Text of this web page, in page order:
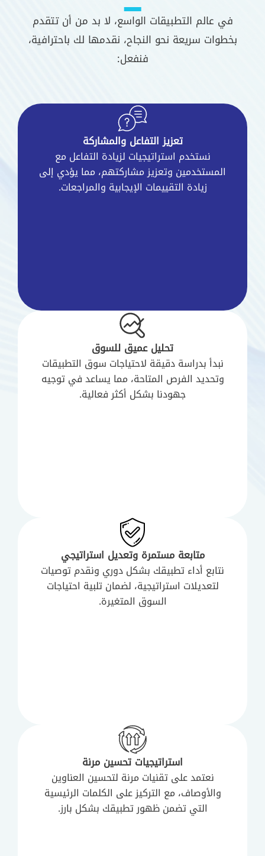
في عالم التطبيقات الواسع، لا بد من أن تتقدم
بخطوات سريعة نحو النجاح، نقدمها لك باحترافية،
فنفعل:
تعزيز التفاعل والمشاركة
نستخدم استراتيجيات لزيادة التفاعل مع
المستخدمين وتعزيز مشاركتهم، مما يؤدي إلى
زيادة التقييمات الإيجابية والمراجعات.
تحليل عميق للسوق
نبدأ بدراسة دقيقة لاحتياجات سوق التطبيقات
وتحديد الفرص المتاحة، مما يساعد في توجيه
جهودنا بشكل أكثر فعالية.
متابعة مستمرة وتعديل استراتيجي
نتابع أداء تطبيقك بشكل دوري ونقدم توصيات
لتعديلات استراتيجية، لضمان تلبية احتياجات
السوق المتغيرة.
استراتيجيات تحسين مرنة
نعتمد على تقنيات مرنة لتحسين العناوين
والأوصاف، مع التركيز على الكلمات الرئيسية
التي تضمن ظهور تطبيقك بشكل بارز.